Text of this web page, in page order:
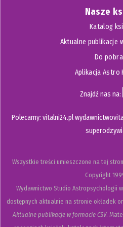
Nasze
Katalog
Aktualne publikacje
Do
Aplikacja Astro
Znajdź nas na:
Polecamy: vitalni24.pl
Wszystkie treści umieszczone na tej
Copyright
Wydawnictwo Studio Astropsychologii
dostępnych aktualnie na stronie okładek
Aktualne publikacje w formacie CSV.